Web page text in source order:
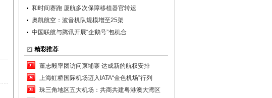
和时间赛跑 厦航多次保障移植器官转运
奥凯航空：波音机队规模增至25架
中国联航与腾讯开展“企鹅号”包机合
精彩推荐
董志毅率团访问柬埔寨 达成新的航权安排
上海虹桥国际机场迈入IATA“金色机场”行列
珠三角地区五大机场：共商共建粤港澳大湾区